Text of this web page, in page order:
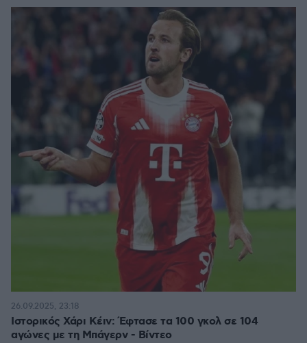
Ιστορικός Χάρι Κέιν: Έφτασε τα 100 γκολ σε 104
αγώνες με τη Μπάγερν - Βίντεο
26.09.2025, 23:18